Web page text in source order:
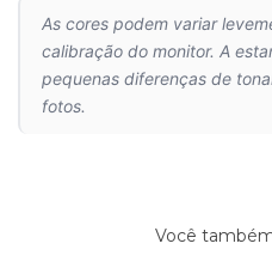
As cores podem variar
calibração do monitor. A
pequenas diferenças de
fotos.
Você